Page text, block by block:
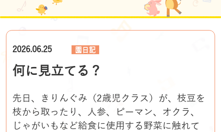
2026.06.25 園日記
何に見立てる？
先日、きりんぐみ（2歳児クラス）が、枝豆を
枝から取ったり、人参、ピーマン、オクラ、
じゃがいもなど給食に使用する野菜に触れて